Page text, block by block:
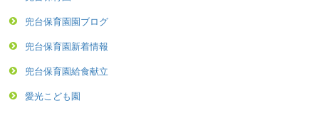
兜台保育園園ブログ
兜台保育園新着情報
兜台保育園給食献立
愛光こども園